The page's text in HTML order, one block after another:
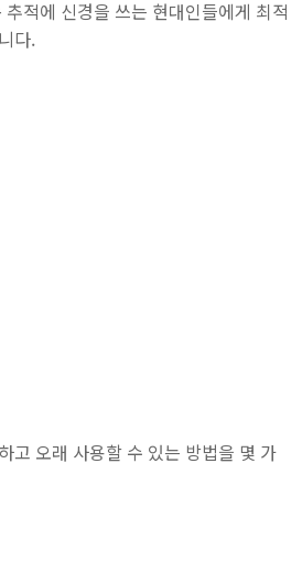
적에 신경을 쓰는 현대인들에게 최적
다.
고 오래 사용할 수 있는 방법을 몇 가